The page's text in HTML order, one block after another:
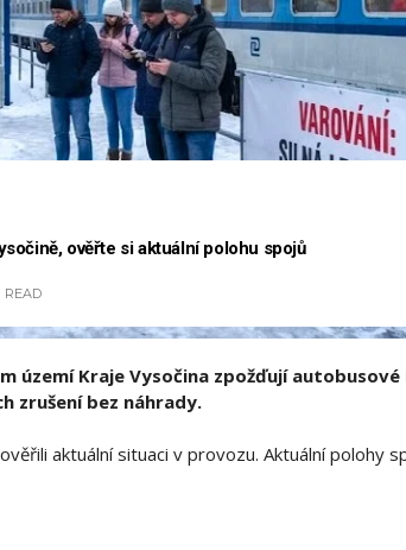
ověřte si aktuální polohu spojů
READ
území Kraje Vysočina zpožďují
zrušení bez náhrady.
aktuální situaci v provozu. Aktuální polohy